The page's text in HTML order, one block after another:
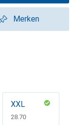
Merken
XXL
CHF
28.70